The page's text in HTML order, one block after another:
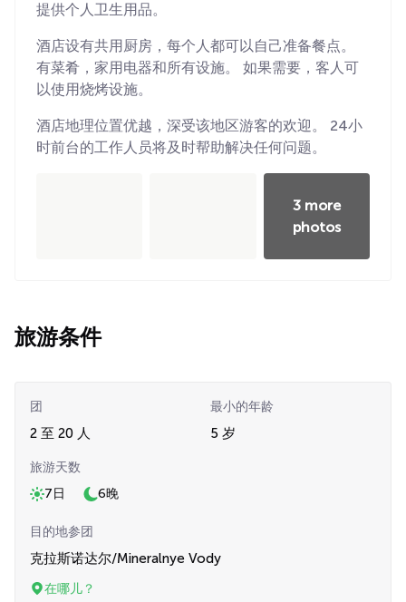
提供个人卫生用品。
酒店设有共用厨房，每个人都可以自己准备餐点。
有菜肴，家用电器和所有设施。 如果需要，客人可
以使用烧烤设施。
酒店地理位置优越，深受该地区游客的欢迎。 24小
时前台的工作人员将及时帮助解决任何问题。
3 more
photos
旅游条件
团
2 至 20 人
最小的年龄
5 岁
旅游天数
7日
6晚
目的地参团
克拉斯诺达尔/Mineralnye Vody
在哪儿？